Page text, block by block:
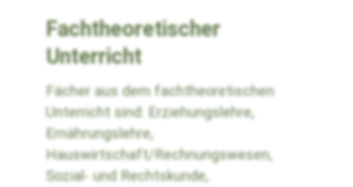
Fachtheoretischer
Unterricht
Fächer aus dem fachtheoretischen
Unterricht sind: Erziehungslehre,
Ernährungslehre,
Hauswirtschaft/Rechnungswesen,
Sozial- und Rechtskunde,